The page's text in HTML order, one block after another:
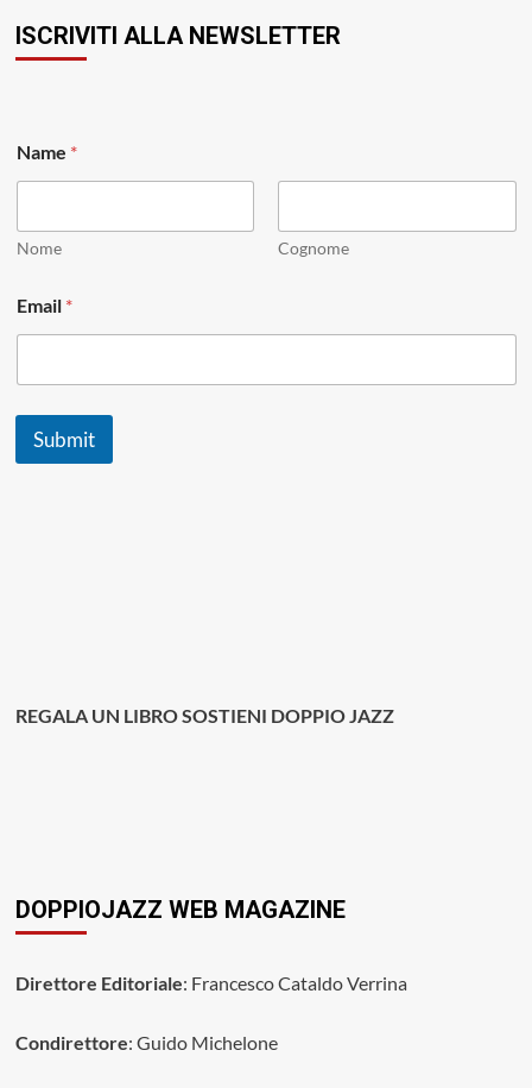
ISCRIVITI ALLA NEWSLETTER
Name *
Nome Cognome
m
a
l
E
a
Email *
Submit
REGALA UN LIBRO SOSTIENI DOPPIO JAZZ
DOPPIOJAZZ WEB MAGAZINE
Direttore Editoriale: Francesco Cataldo Verrina
Condirettore: Guido Michelone